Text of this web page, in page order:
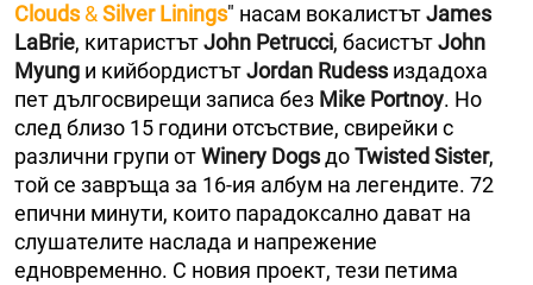
Clouds&Silver Linings" насам вокалистътJames
LaBrie, китаристътJohn Petrucci, басистътJohn
Myung и кийбордистътJordan Rudess издадоха
пет дългосвирещи записа без Mike Portnoy. Но
след близо 15 години отсъствие, свирейки с
различни групи отWinery DogsдоTwisted Sister,
той се завръща за 16-ия албум на легендите. 72
епични минути, които парадоксално дават на
слушателите наслада и напрежение
едновременно. С новия проект, тези петима